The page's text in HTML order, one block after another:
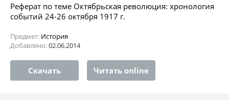
Реферат по теме Октябрьская революция: хронология
событий 24-26 октября 1917 г.
Предмет: История
Добавлено:02.06.2014
Скачать Читать online